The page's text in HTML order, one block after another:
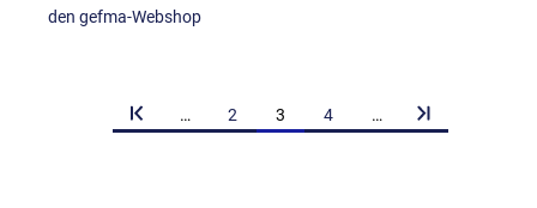
den gefma-Webshop
… 2 3 4 …